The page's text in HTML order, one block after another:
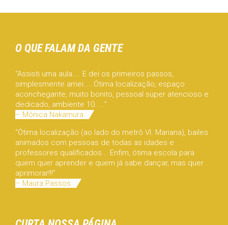
O QUE FALAM DA GENTE
“Assisti uma aula.... E dei os primeiros passos,
simplesmente amei.....Ótima localização, espaço
aconchegante, muito bonito, pessoal super atencioso e
dedicado, ambiente 10.....”
– Mônica Nakamura
“Ótima localização (ao lado do metrô Vl. Mariana), bailes
animados com pessoas de todas as idades e
professores qualificados... Enfim, ótima escola para
quem quer aprender e quem já sabe dançar, mas quer
aprimorar!!!”
– Maura Passos